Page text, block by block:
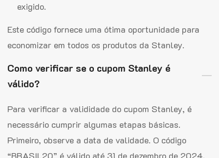
exigido.
Este código fornece uma ótima oportunidade para
economizar em todos os produtos da Stanley.
Como verificar se o cupom Stanley é
válido?
Para verificar a valididade do cupom Stanley, é
necessário cumprir algumas etapas básicas.
Primeiro, observe a data de validade. O código
“BRASIL20” é válido até 31 de dezembro de 2024.